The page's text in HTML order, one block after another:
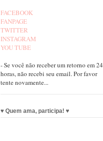
FACEBOOK
FANPAGE
TWITTER
INSTAGRAM
YOU TUBE
- Se você não receber um retorno em 24
horas, não recebi seu email. Por favor
tente novamente...
♥ Quem ama, participa! ♥